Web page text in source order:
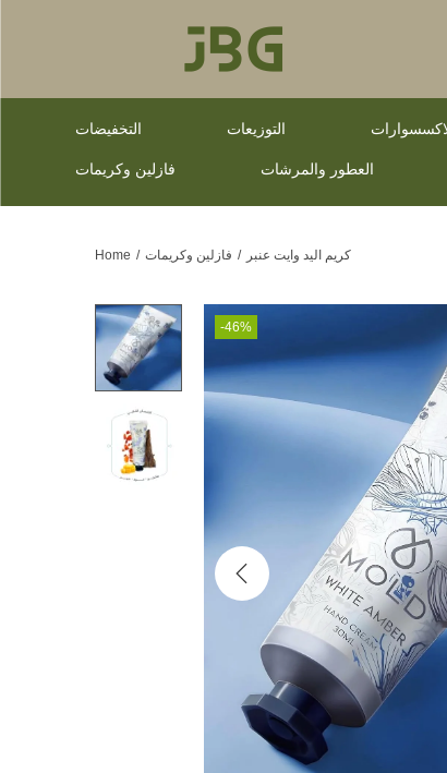
التخفيضات التوزيعات
فازلين وكريمات العطور والمرشات
Home / فازلين وكريمات / كريم اليد وايت عنبر
-46%